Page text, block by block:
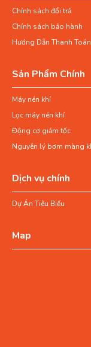
Chính sách đổi trả
Chính sách bảo hành
Hướng Dẫn Thanh Toán
Sản Phẩm Chính
Máy nén khí
Lọc máy nén khí
Động cơ giảm tốc
Nguyên lý bơm màng
Dịch vụ chính
Dự Án Tiêu Biểu
Map